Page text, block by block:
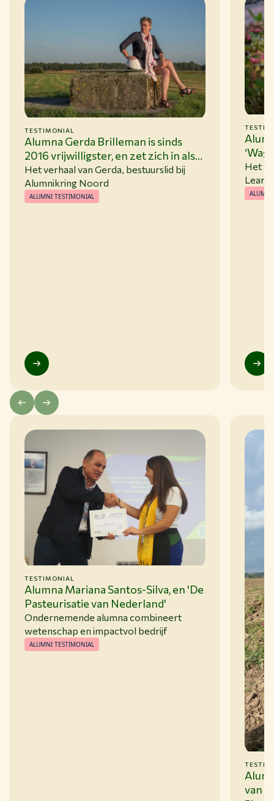
TESTIMONIAL
Alumna Gerda Brilleman is sinds
2016 vrijwilligster, en zet zich in als
bestuurslid bij Alumnikring Noord
Het verhaal van Gerda, bestuurslid bij
Alumnikring Noord
ALUMNI TESTIMONIAL
Het
TESTIMONIAL
Alumna Mariana Santos-Silva, en 'De
Pasteurisatie van Nederland'
Ondernemende alumna combineert
wetenschap en impactvol bedrijf
ALUMNI TESTIMONIAL
van